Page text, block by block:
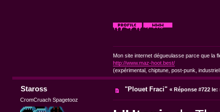
Mon site internet dégueulasse parce que la
http://www.maz-hoot.best/
(expérimental, chiptune, post-punk,
Staross
CromCruach Spagetooz
"Plouet Fraci" «Réponse #722 le: